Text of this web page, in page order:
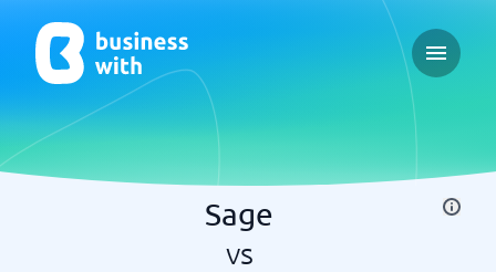
Open
Sage
vs